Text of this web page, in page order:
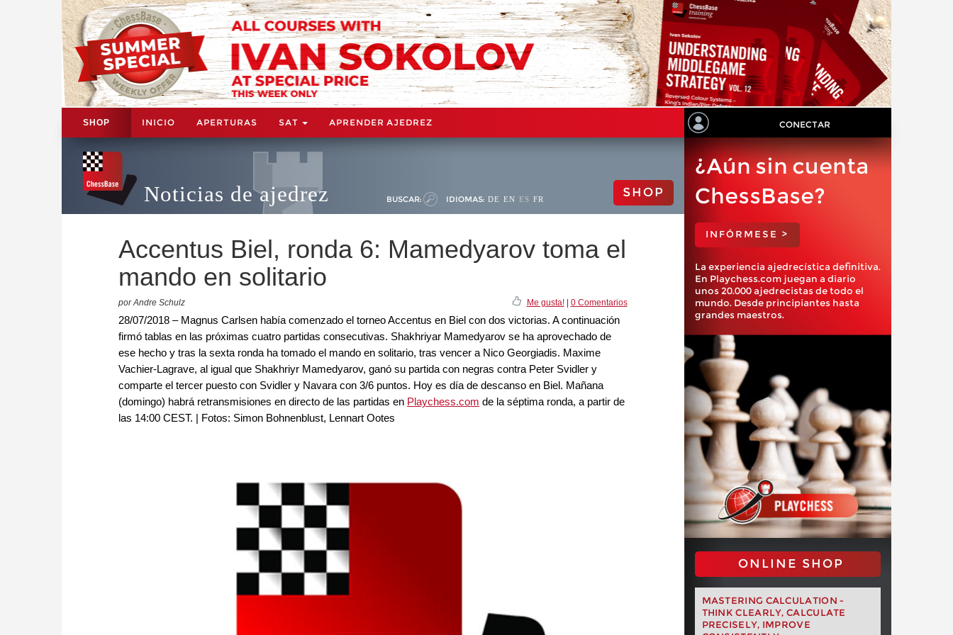
SHOP INICIO APERTURAS SAT APRENDER AJEDREZ CONECTAR
Noticias de ajedrez BUSCAR: IDIOMAS: DE EN ES FR SHOP
Accentus Biel, ronda 6: Mamedyarov toma el
mando en solitario
por Andre Schulz Me gusta!| 0 Comentarios
28/07/2018 – Magnus Carlsen había comenzado el torneo Accentus en Biel con dos victorias. A continuación
firmó tablas en las próximas cuatro partidas consecutivas. Shakhriyar Mamedyarov se ha aprovechado de
ese hecho y tras la sexta ronda ha tomado el mando en solitario, tras vencer a Nico Georgiadis. Maxime
Vachier-Lagrave, al igual que Shakhriyr Mamedyarov, ganó su partida con negras contra Peter Svidler y
comparte el tercer puesto con Svidler y Navara con 3/6 puntos. Hoy es día de descanso en Biel. Mañana
(domingo) habrá retransmisiones en directo de las partidas en Playchess.com de la séptima ronda, a partir de
las 14:00 CEST. | Fotos: Simon Bohnenblust, Lennart Ootes
¿Aún sin cuenta
ChessBase?
INFÓRMESE >
La experiencia ajedrecística definitiva.
En Playchess.com juegan a diario
unos 20.000 ajedrecistas de todo el
mundo. Desde principiantes hasta
grandes maestros.
ONLINE SHOP
MASTERING CALCULATION -
THINK CLEARLY, CALCULATE
PRECISELY, IMPROVE